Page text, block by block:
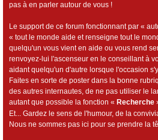
pas à en parler autour de vous !
Le support de ce forum fonctionnant par «
« tout le monde aide et renseigne tout le
quelqu'un vous vient en aide ou vous rend
renvoyez-lui l'ascenseur en le conseillant à
aidant quelqu'un d'autre lorsque l'occasion
Faites en sorte de poster dans la bonne
des autres internautes, de ne pas utiliser le
autant que possible la fonction « Recherche
Et... Gardez le sens de l'humour, de la
Nous ne sommes pas ici pour se prendre la